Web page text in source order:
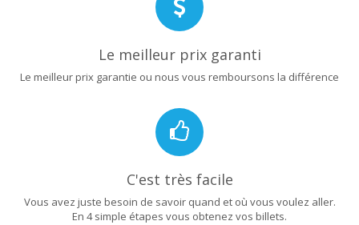
Le meilleur prix garanti
Le meilleur prix garantie ou nous vous remboursons la différence
C'est très facile
Vous avez juste besoin de savoir quand et où vous voulez aller.
En 4 simple étapes vous obtenez vos billets.